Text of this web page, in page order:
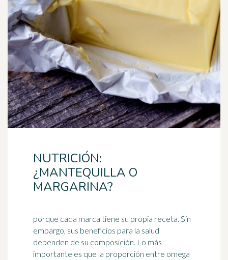
NUTRICIÓN:
¿MANTEQUILLA O
MARGARINA?
porque cada marca tiene su propia receta. Sin
embargo, sus beneficios para la salud
dependen de su composición. Lo más
importante es que la proporción entre omega